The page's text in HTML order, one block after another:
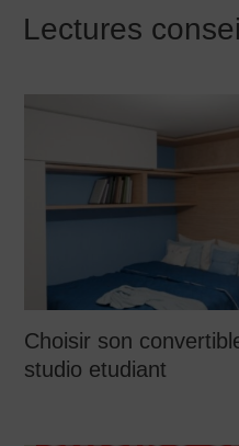
Lectures
Choisir son
studio etudiant